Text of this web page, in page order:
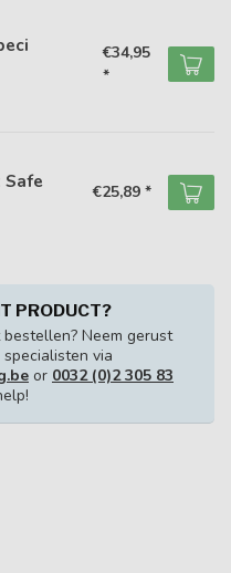
€34,95
*
Safe €25,89 *
PRODUCT?
Neem gerust
via
or 0032 (0)2 305 83